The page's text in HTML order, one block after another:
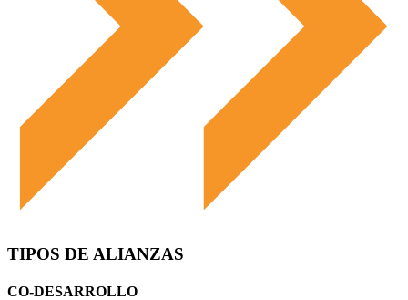
TIPOS DE ALIANZAS
CO-DESARROLLO